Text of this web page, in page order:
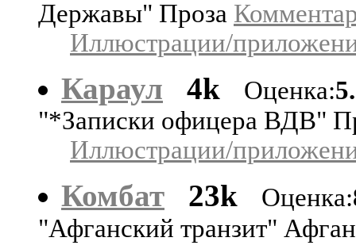
Державы" Проза
Иллюстрации/
Караул 4k Оценка:
"*Записки офицера ВДВ"
Иллюстрации/
Комбат 23k Оценка:
"Афганский транзит"